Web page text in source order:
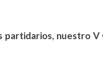
partidarios, nuestro V